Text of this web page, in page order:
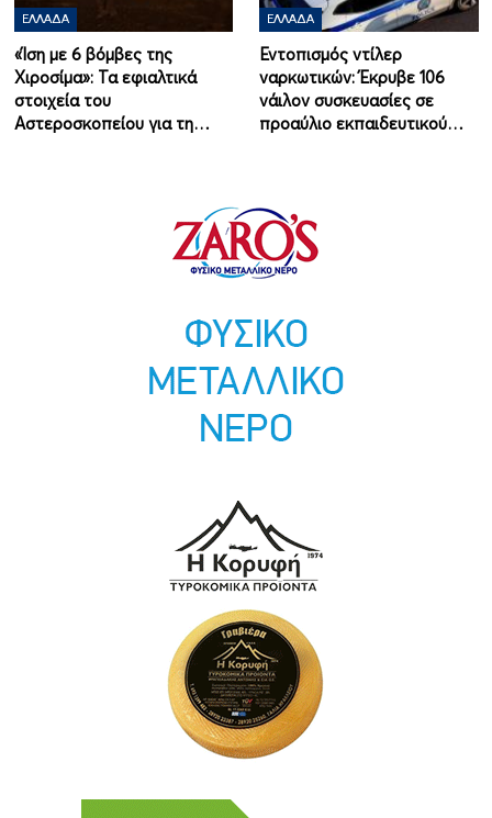
ΕΛΛΆΔΑ
«Ίση με 6 βόμβες της
Χιροσίμα»: Τα εφιαλτικά
στοιχεία του
Αστεροσκοπείου για τη…
ΕΛΛΆΔΑ
Εντοπισμός ντίλερ
ναρκωτικών: Έκρυβε 106
νάιλον συσκευασίες σε
προαύλιο εκπαιδευτικού…